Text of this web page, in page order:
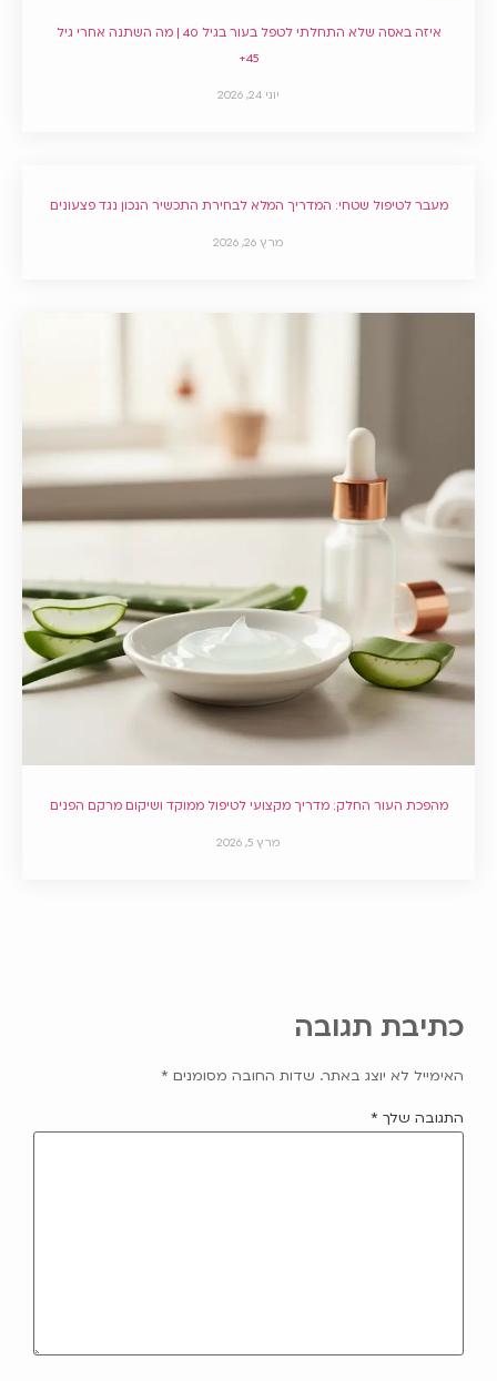
איזה באסה שלא התחלתי לטפל בעור בגיל 40 | מה השתנה אחרי גיל
45+
יוני 24, 2026
מעבר לטיפול שטחי: המדריך המלא לבחירת התכשיר הנכון נגד פצעונים
מרץ 26, 2026
מהפכת העור החלק: מדריך מקצועי לטיפול ממוקד ושיקום מרקם הפנים
מרץ 5, 2026
כתיבת תגובה
האימייל לא יוצג באתר. שדות החובה מסומנים *
התגובה שלך *